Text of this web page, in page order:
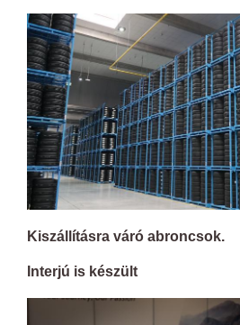
Kiszállításra váró abroncsok.
Interjú is készült